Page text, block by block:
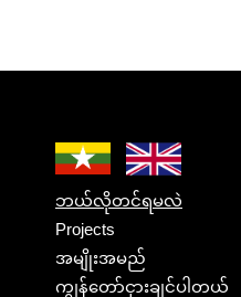
ဘယ်လိုတင်ရမလဲ
Projects
အမျိုးအမည်
ကျွန်တော်ငှားချင်ပါတယ်